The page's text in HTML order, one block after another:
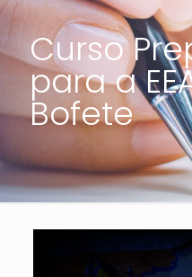
Curso
para a
Bofete